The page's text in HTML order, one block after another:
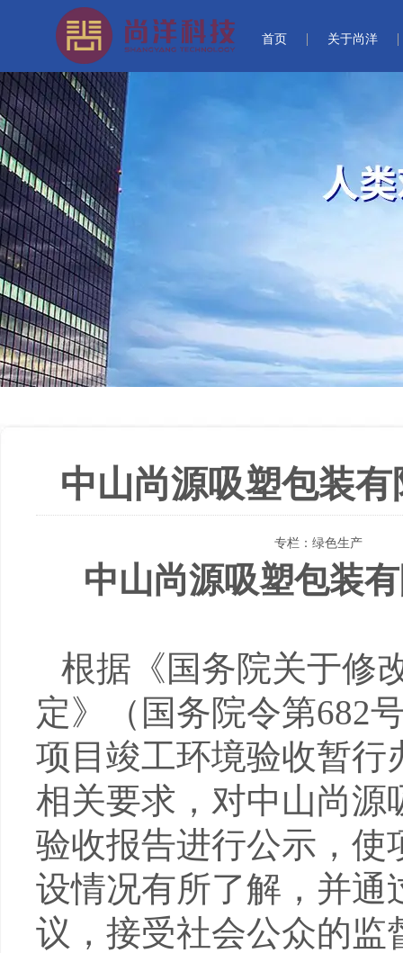
首页 关于尚洋
中山尚源吸塑包装
专栏： 绿色生产
中山尚源吸塑包装
根据《国务院关于修
定》（国务院令第682
项目竣工环境验收暂行
相关要求，对中山尚源
验收报告进行公示，使
设情况有所了解，并通
议，接受社会公众的监